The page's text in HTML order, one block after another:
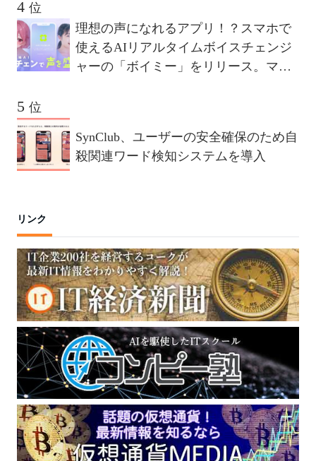
位
理想の声になれるアプリ！？スマホで
使えるAIリアルタイムボイスチェンジ
ャーの「ボイミー」をリリース。マイ
位
SynClub、ユーザーの安全確保のため自
殺関連ワード検知システムを導入
リンク